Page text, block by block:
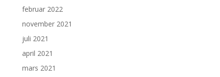
februar 2022
november 2021
juli 2021
april 2021
mars 2021